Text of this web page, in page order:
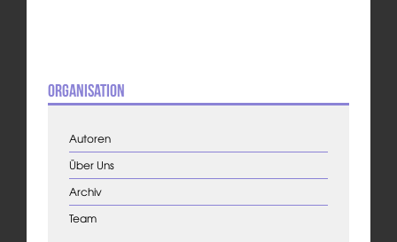
Organisation
Autoren
Über Uns
Archiv
Team